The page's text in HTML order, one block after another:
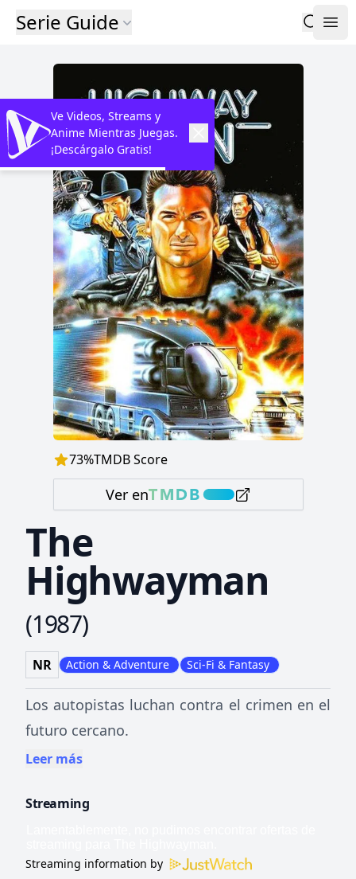
Serie Guide
73%TMDB Score
Ver en
The
Highwayman
(1987)
NR Action & Adventure Sci-Fi & Fantasy
Los autopistas luchan contra el crimen en el
futuro cercano.
Leer más
Streaming
Streaming information by
Ve Videos, Streams y
Anime Mientras Juegas.
¡Descárgalo Gratis!